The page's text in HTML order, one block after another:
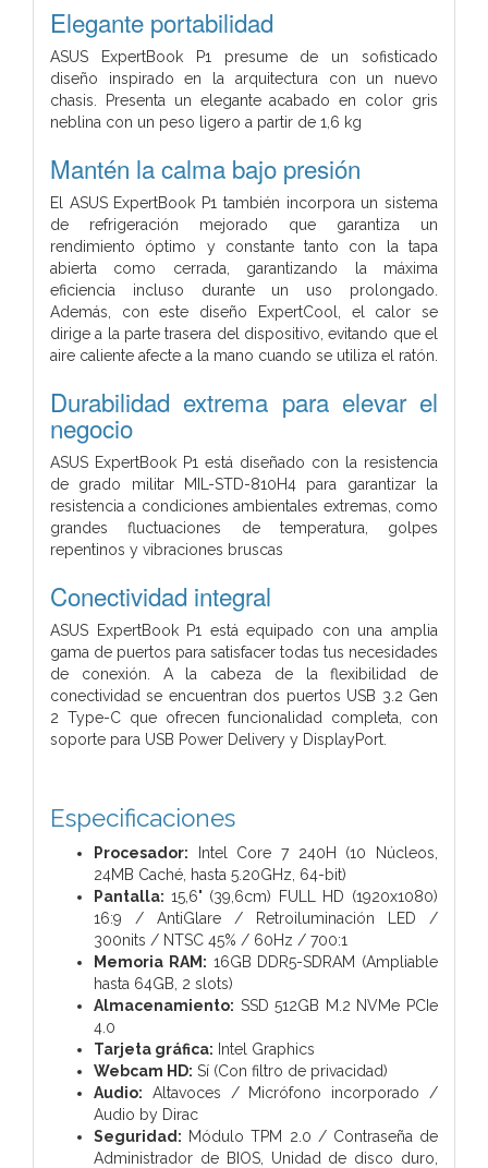
Elegante portabilidad
ASUS ExpertBook P1 presume de un sofisticado
diseño inspirado en la arquitectura con un nuevo
chasis. Presenta un elegante acabado en color gris
neblina con un peso ligero a partir de 1,6 kg
Mantén la calma bajo presión
El ASUS ExpertBook P1 también incorpora un sistema
de refrigeración mejorado que garantiza un
rendimiento óptimo y constante tanto con la tapa
abierta como cerrada, garantizando la máxima
eficiencia incluso durante un uso prolongado.
Además, con este diseño ExpertCool, el calor se
dirige a la parte trasera del dispositivo, evitando que el
aire caliente afecte a la mano cuando se utiliza el ratón.
Durabilidad extrema para elevar el
negocio
ASUS ExpertBook P1 está diseñado con la resistencia
de grado militar MIL-STD-810H4 para garantizar la
resistencia a condiciones ambientales extremas, como
grandes fluctuaciones de temperatura, golpes
repentinos y vibraciones bruscas
Conectividad integral
ASUS ExpertBook P1 está equipado con una amplia
gama de puertos para satisfacer todas tus necesidades
de conexión. A la cabeza de la flexibilidad de
conectividad se encuentran dos puertos USB 3.2 Gen
2 Type-C que ofrecen funcionalidad completa, con
soporte para USB Power Delivery y DisplayPort.
Especificaciones
Procesador: Intel Core 7 240H (10 Núcleos,
24MB Caché, hasta 5.20GHz, 64-bit)
Pantalla: 15,6" (39,6cm) FULL HD (1920x1080)
16:9 / AntiGlare / Retroiluminación LED /
300nits / NTSC 45% / 60Hz / 700:1
Memoria RAM: 16GB DDR5-SDRAM (Ampliable
hasta 64GB, 2 slots)
Almacenamiento: SSD 512GB M.2 NVMe PCIe
4.0
Tarjeta gráfica: Intel Graphics
Webcam HD: Sí (Con filtro de privacidad)
Audio: Altavoces / Micrófono incorporado /
Audio by Dirac
Seguridad: Módulo TPM 2.0 / Contraseña de
Administrador de BIOS, Unidad de disco duro,